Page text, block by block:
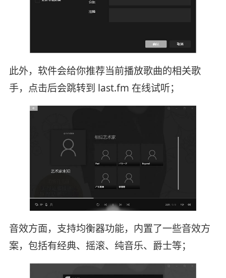
此外，软件会给你推荐当前播放歌曲的相关歌
手，点击后会跳转到 last.fm 在线试听；
音效方面，支持均衡器功能，内置了一些音效方
案，包括有经典、摇滚、纯音乐、爵士等；